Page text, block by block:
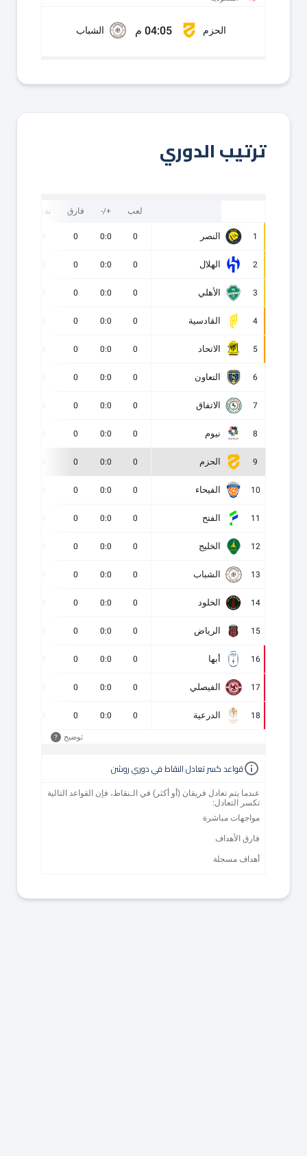
الحزم 04:05 م الشباب
ترتيب الدوري
لعب +/- فارق نقاط
1 النصر 0
0:0
0
2 الهلال 0
0:0
0
3 الأهلي 0
0:0
0
4 القادسية 0
0:0
0
5 الاتحاد 0
0:0
0
6 التعاون 0
0:0
0
7 الاتفاق 0
0:0
0
8 نيوم 0
0:0
0
9 الحزم 0
0:0
0
10 الفيحاء 0
0:0
0
11 الفتح 0
0:0
0
12 الخليج 0
0:0
0
13 الشباب 0
0:0
0
14 الخلود 0
0:0
0
15 الرياض 0
0:0
0
16 أبها 0
0:0
0
17 الفيصلي 0
0:0
0
18 الدرعية 0
0:0
0
توضيح ?
قواعد كسر تعادل النقاط في دوري روشن
عندما يتم تعادل فريقان (أو أكثر) في الـنقاط، فإن القواعد التالية
تكسر التعادل:
مواجهات مباشرة
فارق الأهداف
أهداف مسجلة